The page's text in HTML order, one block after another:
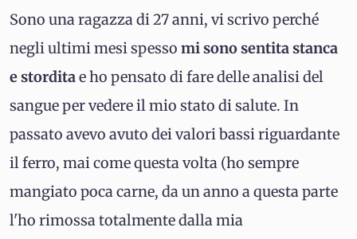
Sono una ragazza di 27 anni, vi scrivo perché
negli ultimi mesi spesso mi sono sentita stanca
e storditae ho pensato di fare delle analisi del
sangue per vedere il mio stato di salute. In
passato avevo avuto dei valori bassi riguardante
il ferro, mai come questa volta (ho sempre
mangiato poca carne, da un anno a questa parte
l'ho rimossa totalmente dalla mia